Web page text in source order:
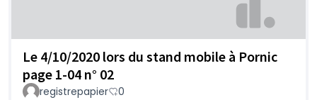
Le 4/10/2020 lors du stand mobile à Pornic
page 1-04 n° 02
registrepapier 0